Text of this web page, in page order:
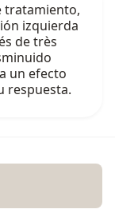
tratamiento,
izquierda
de très
un efecto
respuesta.